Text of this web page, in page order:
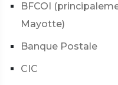
BFCOI
Mayotte)
Banque Postale
CIC